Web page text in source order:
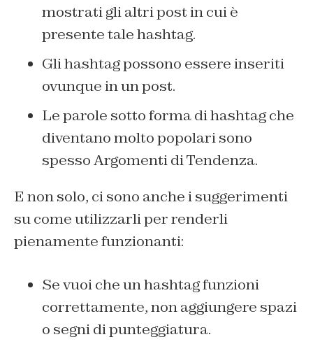
mostrati gli altri post in cui è
presente tale hashtag.
Gli hashtag possono essere inseriti
ovunque in un post.
Le parole sotto forma di hashtag che
diventano molto popolari sono
spesso Argomenti di Tendenza.
E non solo, ci sono anche i suggerimenti
su come utilizzarli per renderli
pienamente funzionanti:
Se vuoi che un hashtag funzioni
correttamente, non aggiungere spazi
o segni di punteggiatura.